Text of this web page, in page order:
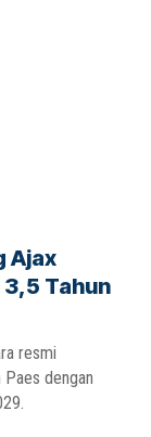
Ajax
Tahun
resmi
dengan